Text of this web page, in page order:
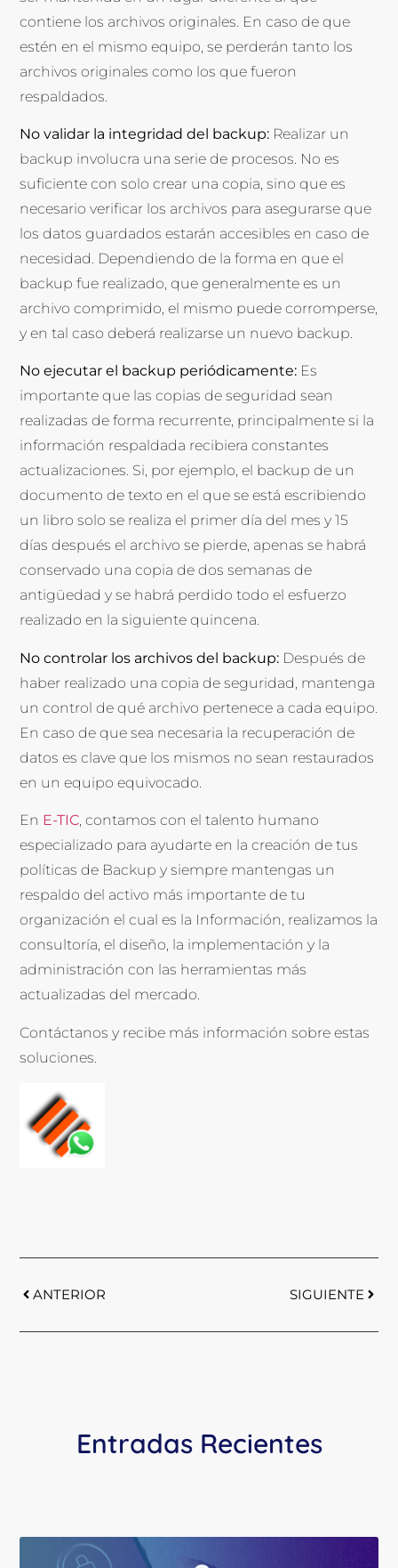
contiene los archivos originales. En caso de que
estén en el mismo equipo, se perderán tanto los
archivos originales como los que fueron
respaldados.
No validar la integridad del backup: Realizar un
backup involucra una serie de procesos. No es
suficiente con solo crear una copia, sino que es
necesario verificar los archivos para asegurarse que
los datos guardados estarán accesibles en caso de
necesidad. Dependiendo de la forma en que el
backup fue realizado, que generalmente es un
archivo comprimido, el mismo puede corromperse,
y en tal caso deberá realizarse un nuevo backup.
No ejecutar el backup periódicamente: Es
importante que las copias de seguridad sean
realizadas de forma recurrente, principalmente si la
información respaldada recibiera constantes
actualizaciones. Si, por ejemplo, el backup de un
documento de texto en el que se está escribiendo
un libro solo se realiza el primer día del mes y 15
días después el archivo se pierde, apenas se habrá
conservado una copia de dos semanas de
antigüedad y se habrá perdido todo el esfuerzo
realizado en la siguiente quincena.
No controlar los archivos del backup: Después de
haber realizado una copia de seguridad, mantenga
un control de qué archivo pertenece a cada equipo.
En caso de que sea necesaria la recuperación de
datos es clave que los mismos no sean restaurados
en un equipo equivocado.
En E-TIC, contamos con el talento humano
especializado para ayudarte en la creación de tus
políticas de Backup y siempre mantengas un
respaldo del activo más importante de tu
organización el cual es la Información, realizamos la
consultoría, el diseño, la implementación y la
administración con las herramientas más
actualizadas del mercado.
Contáctanos y recibe más información sobre estas
soluciones.
ANTERIOR SIGUIENTE
Entradas Recientes